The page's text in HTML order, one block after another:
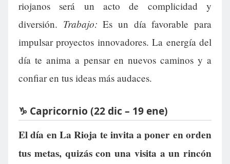
riojanos será un acto de complicidad y
diversión. Trabajo: Es un día favorable para
impulsar proyectos innovadores. La energía del
día te anima a pensar en nuevos caminos y a
confiar en tus ideas más audaces.
♑ Capricornio (22 dic – 19 ene)
El día en La Rioja te invita a poner en orden
tus metas, quizás con una visita a un rincón